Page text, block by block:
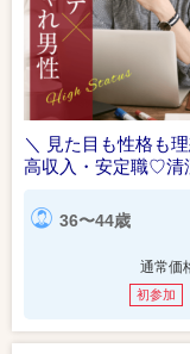
＼ 見た目も性格も
高収入・安定職♡清
36〜44歳
通常価
初参加